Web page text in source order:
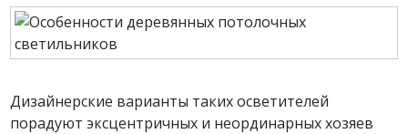
Дизайнерские варианты таких осветителей
порадуют эксцентричных и неординарных хозяев